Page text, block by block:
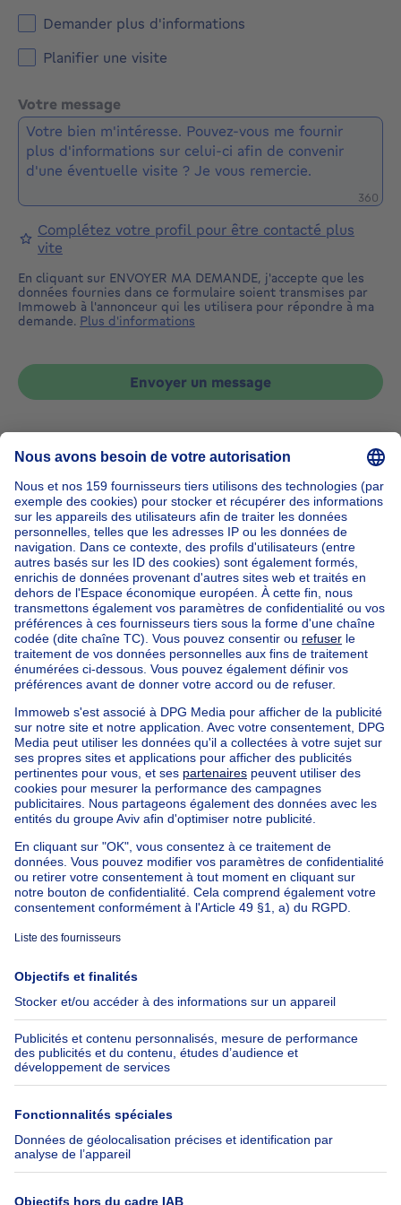
Demander plus d'informations
Planifier une visite
Votre message
360
Complétez votre profil pour être contacté plus
vite
En cliquant sur ENVOYER MA DEMANDE, j'accepte que les
données fournies dans ce formulaire soient transmises par
Immoweb à l'annonceur qui les utilisera pour répondre à ma
demande. Plus d'informations
Envoyer un message
Accueil Belgique
Bruxelles (province)
Bruxelles (arrondissement)
Acheter votre appartement à Bruxelles
Nos maisons hors de la Belgique
Maison à vendre France
Maison à vendre Espagne
Maison à vendre Italie
Maison à vendre Luxembourg
Maison à vendre Pays-bas
Nos biens pas chèrsMaison à vendre pas cher
Appartements à louer pas cher
Nos biens à louer avec chambres
Appartement à vendre avec 3 chambres
Maison à vendre avec 3 chambres
Appartement à louer avec 3 chambres
Maison à louer avec 3 chambres
Appartement à louer avec 3 chambres Bruxelles-ville
À propos
Immoweb
Presse
Emplois
Groupe Axel Springer
SeLoger.com
Immowelt.de
Outils
Belfius
Assurances
Check-list déménagement
Aide
FAQ
Suivez-nous